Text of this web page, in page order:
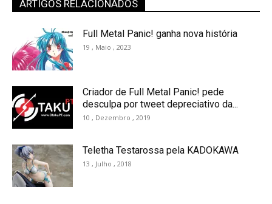
ARTIGOS RELACIONADOS
Full Metal Panic! ganha nova história
19 , Maio , 2023
Criador de Full Metal Panic! pede
desculpa por tweet depreciativo da...
10 , Dezembro , 2019
Teletha Testarossa pela KADOKAWA
13 , Julho , 2018